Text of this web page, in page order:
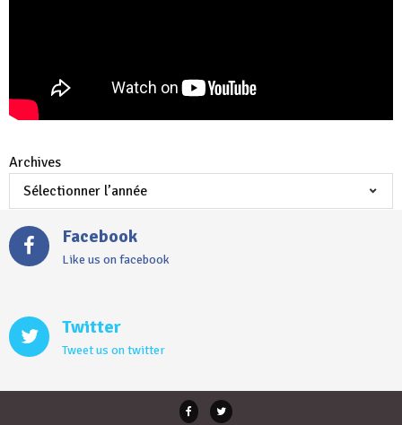
Archives
Facebook
Like us on facebook
Twitter
Tweet us on twitter